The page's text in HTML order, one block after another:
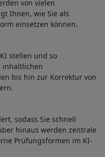
von vielen
Ihnen, wie Sie als
einsetzen können.
stellen und so
inhaltlichen
bis hin zur Korrektur von
sodass Sie schnell
hinaus werden zentrale
Prüfungsformen im KI-